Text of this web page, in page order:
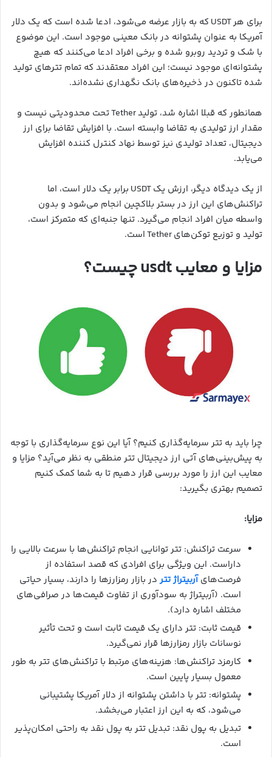
برای هر USDT که به بازار عرضه می‌شود، ادعا شده است که یک دلار
آمریکا به عنوان پشتوانه در بانک معینی موجود است. این موضوع
با شک و تردید روبرو شده و برخی افراد ادعا می‌کنند که هیچ
پشتوانه‌ای موجود نیست؛ این افراد معتقدند که تمام تترهای تولید
شده تاکنون در ذخیره‌های بانک نگهداری نشده‌اند.
همانطور که قبلا اشاره شد، تولید Tether تحت محدودیتی نیست و
مقدار ارز تولیدی به تقاضا وابسته است. با افزایش تقاضا برای ارز
دیجیتال، تعداد تولیدی نیز توسط نهاد کنترل کننده افزایش
می‌یابد.
از یک دیدگاه دیگر، ارزش یک USDT برابر یک دلار است، اما
تراکنش‌های این ارز در بستر بلاکچین انجام می‌شود و بدون
واسطه میان افراد انجام می‌گیرد. تنها جنبه‌ای که متمرکز است،
تولید و توزیع توکن‌های Tether است.
مزایا و معایب usdt چیست؟
چرا باید به تتر سرمایه‌گذاری کنیم؟ آیا این نوع سرمایه‌گذاری با توجه
به پیش‌بینی‌های آتی ارز دیجیتال تتر منطقی به نظر می‌آید؟ مزایا و
معایب این ارز را مورد بررسی قرار دهیم تا به شما کمک کنیم
تصمیم بهتری بگیرید:
مزایا:
سرعت تراکنش: تتر توانایی انجام تراکنش‌ها با سرعت بالایی را
داراست. این ویژگی برای افرادی که قصد استفاده از
فرصت‌هایآربیتراژ تتردر بازار رمزارزها را دارند، بسیار حیاتی
است. (آربیتراژ به سودآوری از تفاوت قیمت‌ها در صرافی‌های
مختلف اشاره دارد).
قیمت ثابت: تتر دارای یک قیمت ثابت است و تحت تأثیر
نوسانات بازار رمزارزها قرار نمی‌گیرد.
کارمزد تراکنش‌ها: هزینه‌های مرتبط با تراکنش‌های تتر به طور
معمول بسیار پایین است.
پشتوانه: تتر با داشتن پشتوانه از دلار آمریکا پشتیبانی
می‌شود، که به این ارز اعتبار می‌بخشد.
تبدیل به پول نقد: تبدیل تتر به پول نقد به راحتی امکان‌پذیر
است.